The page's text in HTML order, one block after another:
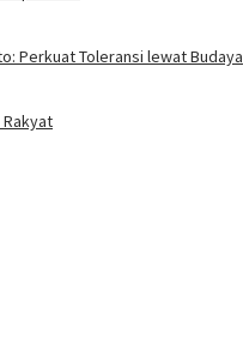
Perkuat Toleransi lewat Budaya